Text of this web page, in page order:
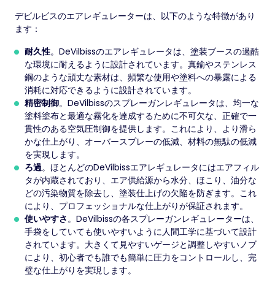
デビルビスのエアレギュレーターは、以下のような特徴があり
ます：
耐久性。DeVilbissのエアレギュレータは、塗装ブースの過酷
な環境に耐えるように設計されています。真鍮やステンレス
鋼のような頑丈な素材は、頻繁な使用や塗料への暴露による
消耗に対応できるように設計されています。
精密制御。DeVilbissのスプレーガンレギュレータは、均一な
塗料塗布と最適な霧化を達成するために不可欠な、正確で一
貫性のある空気圧制御を提供します。これにより、より滑ら
かな仕上がり、オーバースプレーの低減、材料の無駄の低減
を実現します。
ろ過。ほとんどのDeVilbissエアレギュレータにはエアフィル
タが内蔵されており、エア供給源から水分、ほこり、油分な
どの汚染物質を除去し、塗装仕上げの欠陥を防ぎます。これ
により、プロフェッショナルな仕上がりが保証されます。
使いやすさ。DeVilbissの各スプレーガンレギュレーターは、
手袋をしていても使いやすいように人間工学に基づいて設計
されています。大きくて見やすいゲージと調整しやすいノブ
により、初心者でも誰でも簡単に圧力をコントロールし、完
璧な仕上がりを実現します。